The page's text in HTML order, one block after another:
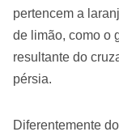
pertencem a
de limão, como o
resultante do
pérsia.
Diferentemente